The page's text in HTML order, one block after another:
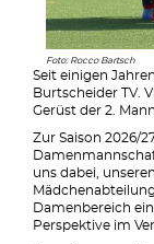
Foto: Rocco Bartsch
Seit einigen
Burtscheider TV.
Gerüst der 2.
Zur Saison 2026/
uns dabei,
Damenbereich
Perspektive im